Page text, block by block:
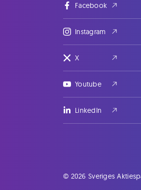
Facebook
Instagram
X
Youtube
LinkedIn
© 2026 Sveriges